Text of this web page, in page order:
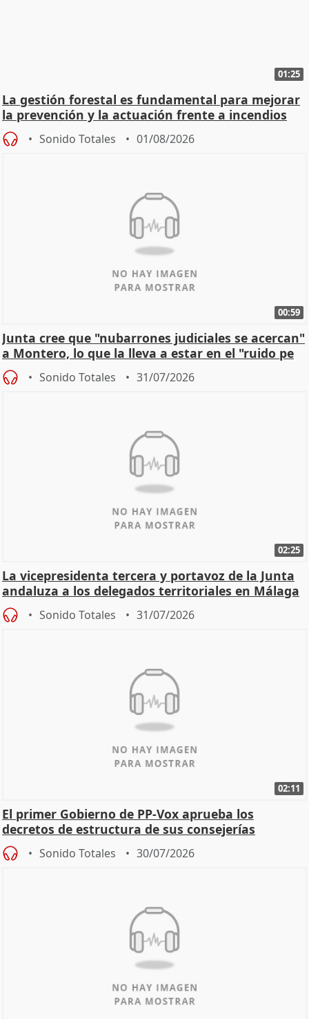
01:25
La gestión forestal es fundamental para mejorar
la prevención y la actuación frente a incendios
Sonido Totales 01/08/2026
00:59
Junta cree que "nubarrones judiciales se acercan"
a Montero, lo que la lleva a estar en el "ruido pe
Sonido Totales 31/07/2026
02:25
La vicepresidenta tercera y portavoz de la Junta
andaluza a los delegados territoriales en Málaga
Sonido Totales 31/07/2026
02:11
El primer Gobierno de PP-Vox aprueba los
decretos de estructura de sus consejerías
Sonido Totales 30/07/2026